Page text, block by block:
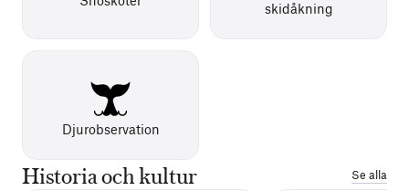
skidåkning
Djurobservation
Historia och kultur Se alla